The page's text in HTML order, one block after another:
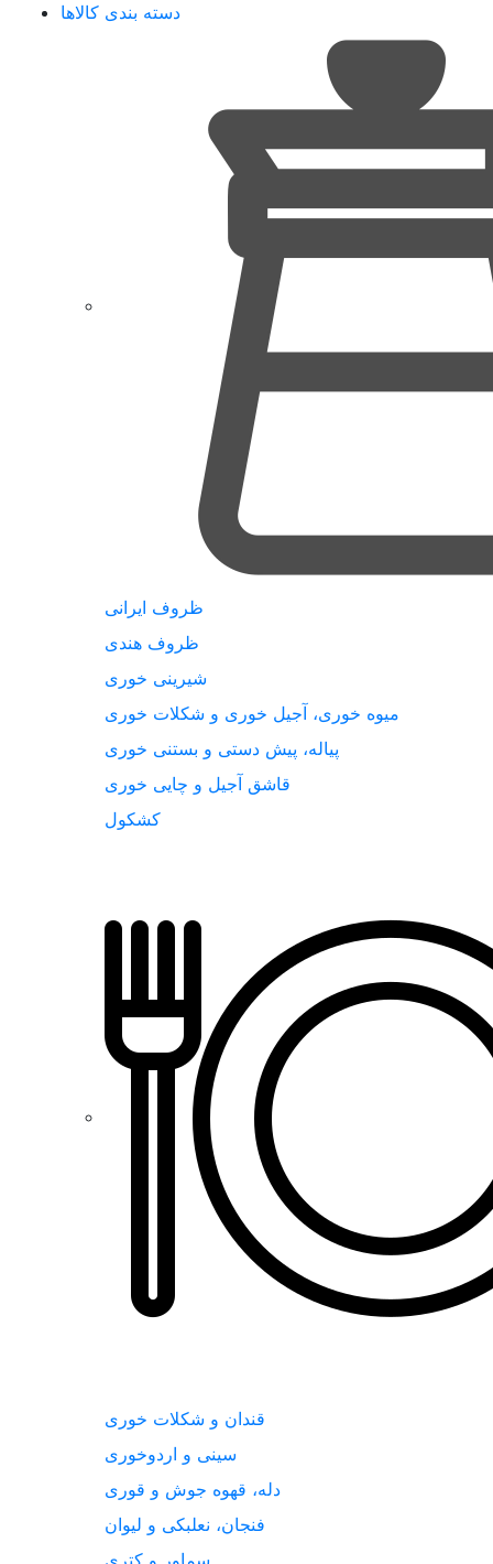
دسته بندی کالاها
ظروف ایرانی
ظروف هندی
شیرینی خوری
میوه خوری، آجیل خوری و شکلات خوری
پیاله، پیش دستی و بستنی خوری
قاشق آجیل و چایی خوری
کشکول
قندان و شکلات خوری
سینی و اردوخوری
دله، قهوه جوش و قوری
فنجان، نعلبکی و لیوان
سماور و کتری